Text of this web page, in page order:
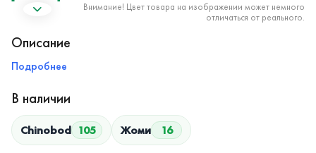
Внимание! Цвет товара на изображении может немного
отличаться от реального.
Описание
Подробнее
В наличии
Chinobod 105 Жоми 16